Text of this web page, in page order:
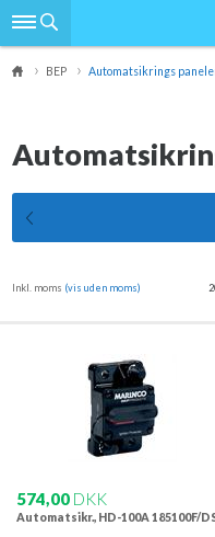
BEP Automatsikrings
Inkl. moms (vis uden moms)
574,00 DKK
Automatsikr., HD-100A 185100F/